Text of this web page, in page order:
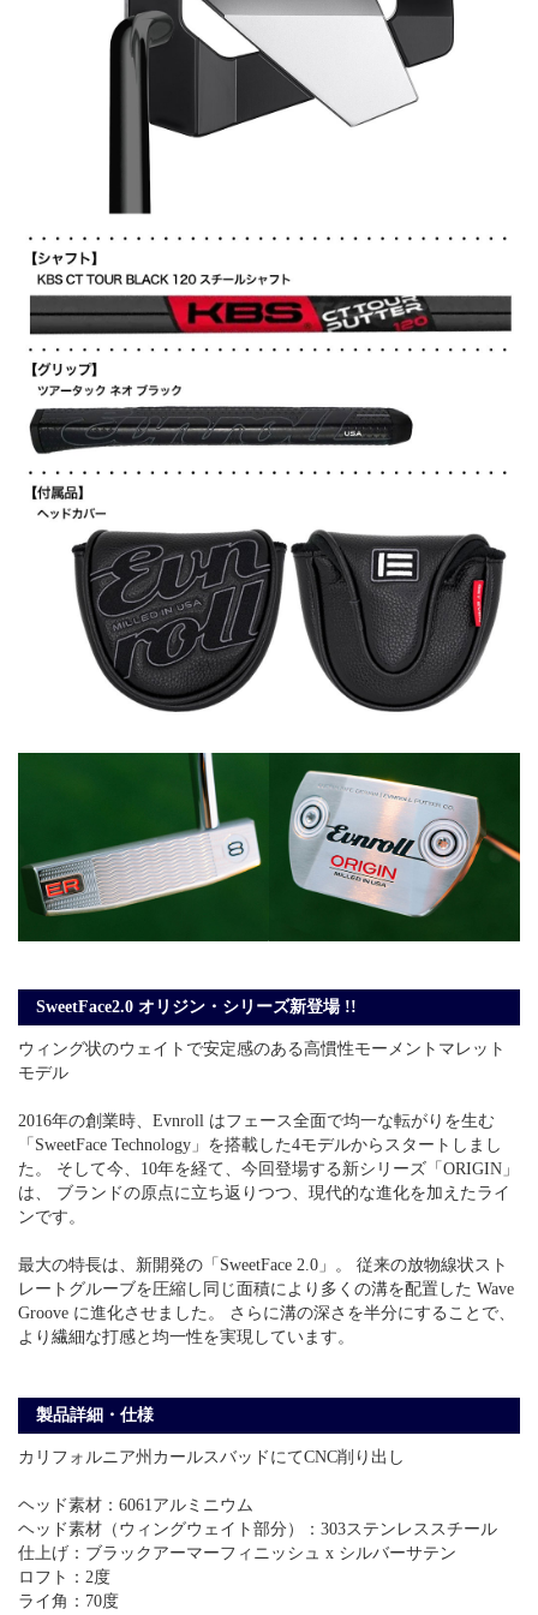
SweetFace2.0 オリジン・シリーズ新登場 !!
ウィング状のウェイトで安定感のある高慣性モーメントマレット
モデル
2016年の創業時、Evnroll はフェース全面で均一な転がりを生む
「SweetFace Technology」を搭載した4モデルからスタートしまし
た。 そして今、10年を経て、今回登場する新シリーズ「ORIGIN」
は、 ブランドの原点に立ち返りつつ、現代的な進化を加えたライ
ンです。
最大の特長は、新開発の「SweetFace 2.0」。 従来の放物線状スト
レートグルーブを圧縮し同じ面積により多くの溝を配置した Wave
Groove に進化させました。 さらに溝の深さを半分にすることで、
より繊細な打感と均一性を実現しています。
製品詳細・仕様
カリフォルニア州カールスバッドにてCNC削り出し
ヘッド素材：6061アルミニウム
ヘッド素材（ウィングウェイト部分）：303ステンレススチール
仕上げ：ブラックアーマーフィニッシュ x シルバーサテン
ロフト：2度
ライ角：70度